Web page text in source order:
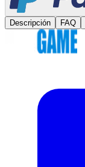
Descripción
FAQ